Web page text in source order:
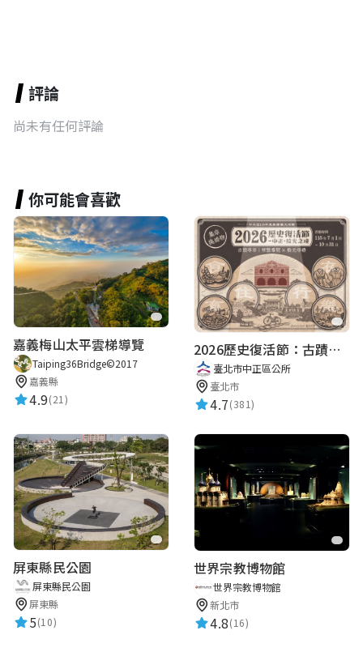
評論
尚未有任何評論
你可能會喜歡
嘉義梅山太平雲梯導覽
Taiping36Bridge©2017
嘉義縣
4.9(21)
2026歷史復活節：古蹟尋章 | 智慧導覽 × 拾光尋禮
臺北市中正區公所
臺北市
4.7(381)
屏東縣民公園
屏東縣民公園
屏東縣
5(10)
世界宗教博物館
世界宗教博物館
新北市
4.8(16)